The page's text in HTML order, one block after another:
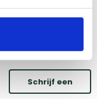
Schrijf een